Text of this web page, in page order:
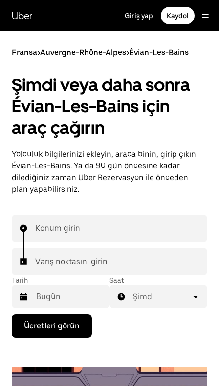
içeriğe
gidinUber Giriş yap Kaydol
Fransa>Auvergne-Rhône-Alpes>Évian-Les-Bains
Şimdi veya daha sonra
Évian-Les-Bains için
araç çağırın
Yolculuk bilgilerinizi ekleyin, araca binin, girip çıkın
Évian-Les-Bains. Ya da 90 gün öncesine kadar
dilediğiniz zaman Uber Rezervasyon ile önceden
plan yapabilirsiniz.
Konum girin
Varış noktasını girin
Tarih
Takvimle
etkileşime
geçmek
seçmek
Saat
Şimdi
Ücretleri görün